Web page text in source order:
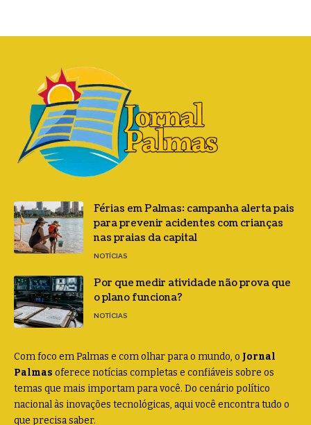
Férias em Palmas: campanha alerta pais
para prevenir acidentes com crianças
nas praias da capital
NOTÍCIAS
Por que medir atividade não prova que
o plano funciona?
NOTÍCIAS
Com foco em Palmas e com olhar para o mundo, o Jornal
Palmas oferece notícias completas e confiáveis sobre os
temas que mais importam para você. Do cenário político
nacional às inovações tecnológicas, aqui você encontra tudo o
que precisa saber.